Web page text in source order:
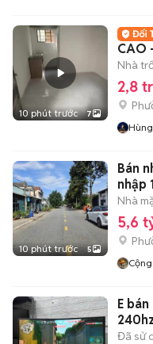
10 phút trước 7
CAO
XE
Nhà
2,8
10 phút trước 5
Bán
nhập
Nhà
5,6
E
Đã sử